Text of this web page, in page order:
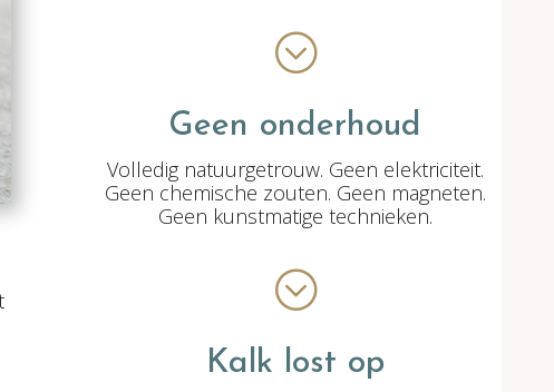
;
Geen onderhoud
Volledig natuurgetrouw. Geen elektriciteit.
Geen chemische zouten. Geen magneten.
Geen kunstmatige technieken.
;
Kalk lost op